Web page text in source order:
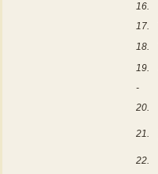
16.
17.
18.
19.
-
20.
21.
22.